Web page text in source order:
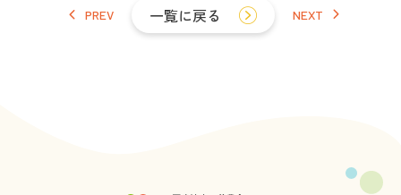
PREV 一覧に戻る NEXT